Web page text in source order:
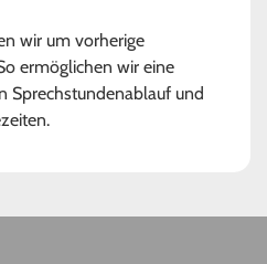
wir um vorherige
ermöglichen wir eine
Sprechstundenablauf und